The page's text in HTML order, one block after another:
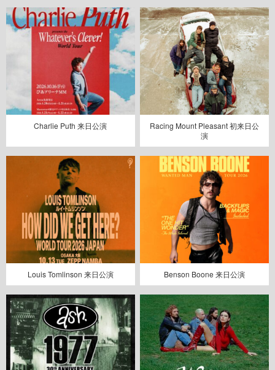
Charlie Puth 来日公演
Racing Mount Pleasant 初来日公
演
Louis Tomlinson 来日公演 Benson Boone 来日公演